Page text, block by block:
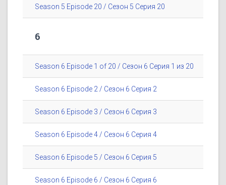
Season 5 Episode 20 / Сезон 5 Серия 20
6
Season 6 Episode 1 of 20 / Сезон 6 Серия 1 из 20
Season 6 Episode 2 / Сезон 6 Серия 2
Season 6 Episode 3 / Сезон 6 Серия 3
Season 6 Episode 4 / Сезон 6 Серия 4
Season 6 Episode 5 / Сезон 6 Серия 5
Season 6 Episode 6 / Сезон 6 Серия 6